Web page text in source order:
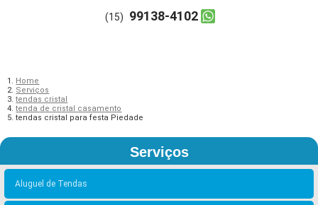
(15) 99138-4102
Home
Serviços
tendas cristal
tenda de cristal casamento
tendas cristal para festa Piedade
Serviços
Aluguel de Tendas